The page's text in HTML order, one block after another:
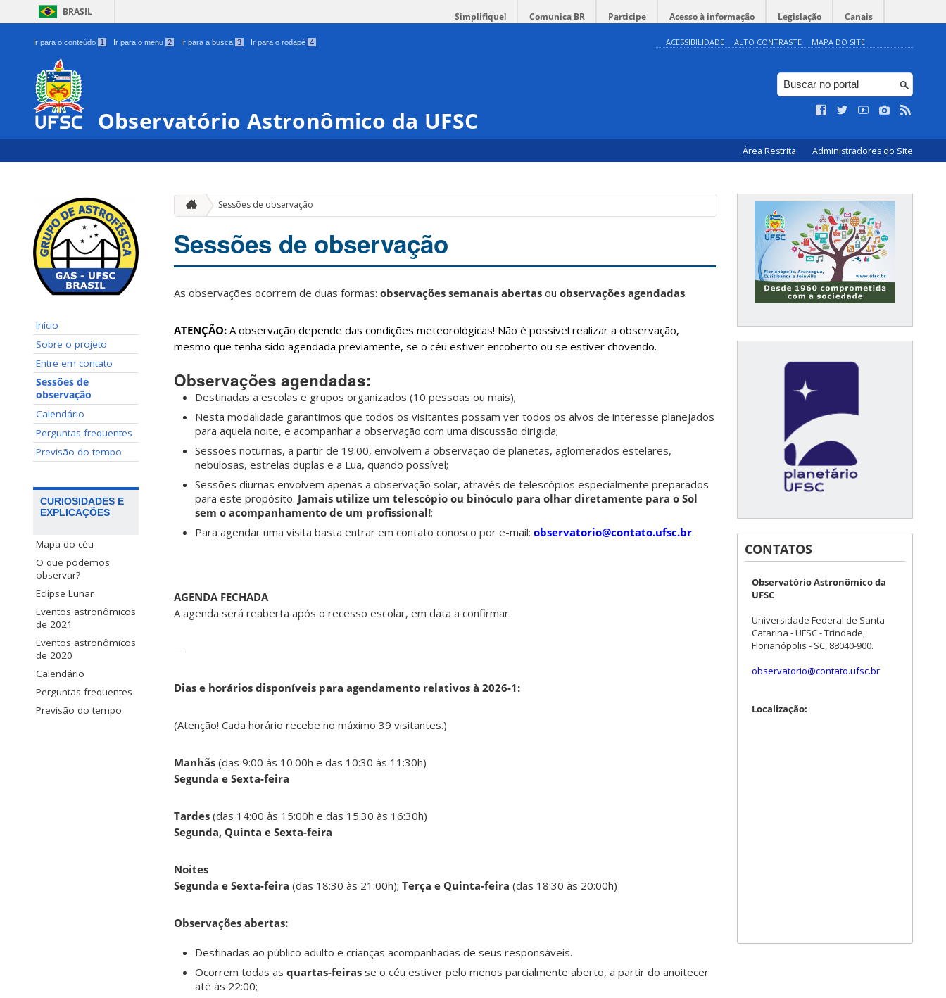
BRASIL Simplifique! Comunica BR Participe Acesso à informação Legislação Canais
Ir para o conteúdo 1 Ir para o menu 2 Ir para a busca 3 Ir para o rodapé 4 ACESSIBILIDADE ALTO CONTRASTE MAPA DO SITE
Observatório Astronômico da UFSC
Área Restrita Administradores do Site
Início
Sobre o projeto
Entre em contato
Sessões de
observação
Calendário
Perguntas frequentes
Previsão do tempo
CURIOSIDADES E
EXPLICAÇÕES
Mapa do céu
O que podemos
observar?
Eclipse Lunar
Eventos astronômicos
de 2021
Eventos astronômicos
de 2020
Calendário
Perguntas frequentes
Previsão do tempo
Sessões de observação
Sessões de observação
As observações ocorrem de duas formas: observações semanais abertas ou observações agendadas.
ATENÇÃO: A observação depende das condições meteorológicas! Não é possível realizar a observação,
mesmo que tenha sido agendada previamente, se o céu estiver encoberto ou se estiver chovendo.
Observações agendadas:
Destinadas a escolas e grupos organizados (10 pessoas ou mais);
Nesta modalidade garantimos que todos os visitantes possam ver todos os alvos de interesse planejados
para aquela noite, e acompanhar a observação com uma discussão dirigida;
Sessões noturnas, a partir de 19:00, envolvem a observação de planetas, aglomerados estelares,
nebulosas, estrelas duplas e a Lua, quando possível;
Sessões diurnas envolvem apenas a observação solar, através de telescópios especialmente preparados
para este propósito. Jamais utilize um telescópio ou binóculo para olhar diretamente para o Sol
sem o acompanhamento de um profissional!;
Para agendar uma visita basta entrar em contato conosco por e-mail: observatorio@contato.ufsc.br.
AGENDA FECHADA
A agenda será reaberta após o recesso escolar, em data a confirmar.
—
Dias e horários disponíveis para agendamento relativos à 2026-1:
(Atenção! Cada horário recebe no máximo 39 visitantes.)
Manhãs (das 9:00 às 10:00h e das 10:30 às 11:30h)
Segunda e Sexta-feira
Tardes (das 14:00 às 15:00h e das 15:30 às 16:30h)
Segunda, Quinta e Sexta-feira
Noites
Segunda e Sexta-feira (das 18:30 às 21:00h); Terça e Quinta-feira (das 18:30 às 20:00h)
Observações abertas:
Destinadas ao público adulto e crianças acompanhadas de seus responsáveis.
Ocorrem todas as quartas-feiras se o céu estiver pelo menos parcialmente aberto, a partir do anoitecer
até às 22:00;
CONTATOS
Observatório Astronômico da
UFSC
Universidade Federal de Santa
Catarina - UFSC - Trindade,
Florianópolis - SC, 88040-900.
observatorio@contato.ufsc.br
Localização: